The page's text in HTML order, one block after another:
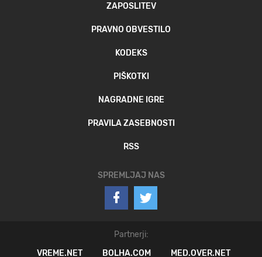
ZAPOSLITEV
PRAVNO OBVESTILO
KODEKS
PIŠKOTKI
NAGRADNE IGRE
PRAVILA ZASEBNOSTI
RSS
SPREMLJAJ NAS
Partnerji:
VREME.NET
BOLHA.COM MED.OVER.NET